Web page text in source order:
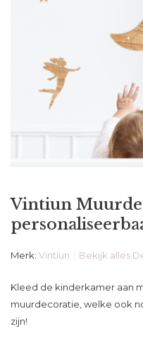
Vintiun
Merk: Vintiun Bekijk alles
Kleed de kinderkamer aan
muurdecoratie, welke ook
zijn!